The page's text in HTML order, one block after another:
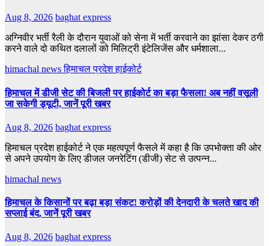
Aug 8, 2026 baghat express
अग्निवीर भर्ती रैली के दौरान युवाओं को सेना में भर्ती करवाने का झांसा देकर ठगी
करने वाले दो कथित दलालों को मिलिट्री इंटेलिजेंस और धर्मशाला...
himachal newsहिमाचल प्रदेश हाईकोर्ट
हिमाचल में डीजी सेट की बिजली पर हाईकोर्ट का बड़ा फैसला! अब नहीं वसूली
जा सकेगी ड्यूटी, जानें पूरी खबर
Aug 8, 2026 baghat express
हिमाचल प्रदेश हाईकोर्ट ने एक महत्वपूर्ण फैसले में कहा है कि उपभोक्ता की ओर
से अपने उपयोग के लिए डीजल जनरेटिंग (डीजी) सेट से उत्पन्न...
himachal news
हिमाचल के किसानों पर बढ़ा बड़ा संकट! करोड़ों की देनदारी के चलते खाद की
सप्लाई बंद, जानें पूरी खबर
Aug 8, 2026 baghat express